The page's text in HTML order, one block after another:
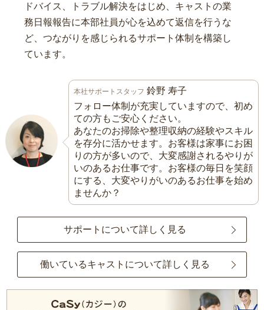
ドバイス、トラブル解決をはじめ、キャストの業
務日報報告に本部社員が心を込めて返信を行うな
ど、つながりを感じられるサポート体制を構築し
ています。
本社サポートスタッフ 鈴野 寿子
フォロー体制が充実していますので、初め
ての方もご安心ください。
あなたのお掃除や整理収納の経験やスキル
を存分に活かせます。お客様は家事にお困
りの方が多いので、大変感謝されるやりが
いのあるお仕事です。お客様の毎日を笑顔
にする、大変やりがいのあるお仕事を始め
ませんか？
サポートについて詳しく見る
働いているキャストについて詳しく見る